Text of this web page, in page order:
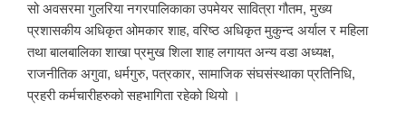
सो अवसरमा गुलरिया नगरपालिकाका उपमेयर सावित्रा गौतम, मुख्य
प्रशासकीय अधिकृत ओमकार शाह, वरिष्ठ अधिकृत मुकुन्द अर्याल र महिला
तथा बालबालिका शाखा प्रमुख शिला शाह लगायत अन्य वडा अध्यक्ष,
राजनीतिक अगुवा, धर्मगुरु, पत्रकार, सामाजिक संघसंस्थाका प्रतिनिधि,
प्रहरी कर्मचारीहरुको सहभागिता रहेको थियो ।